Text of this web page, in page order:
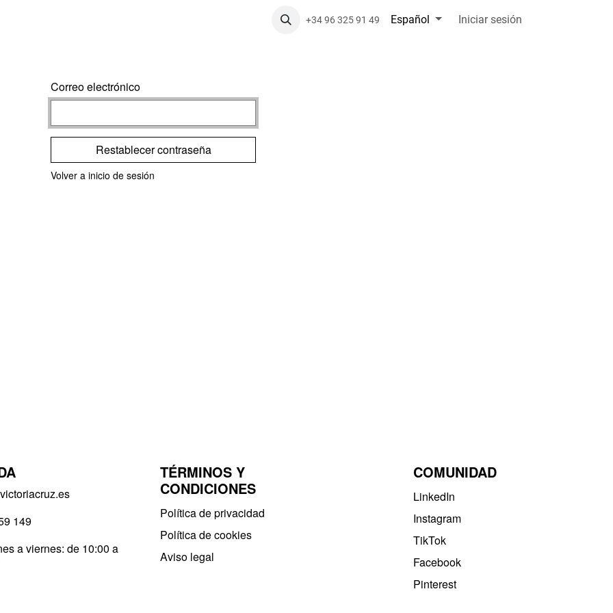
+34 96 325 91 49 Español Iniciar sesión
Correo electrónico
Restablecer contraseña
Volver a inicio de sesión
TÉRMINOS Y
CONDICIONES
Política de privacidad​
Política de cookies
Aviso legal
149
a viernes: de 10:00 a
COMUNIDAD
LinkedIn
Instagram
TikTok
Facebook
Pinterest